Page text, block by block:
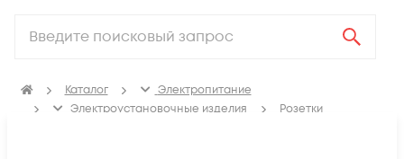
Каталог
Электропитание
Электроустановочные изделия
Розетки